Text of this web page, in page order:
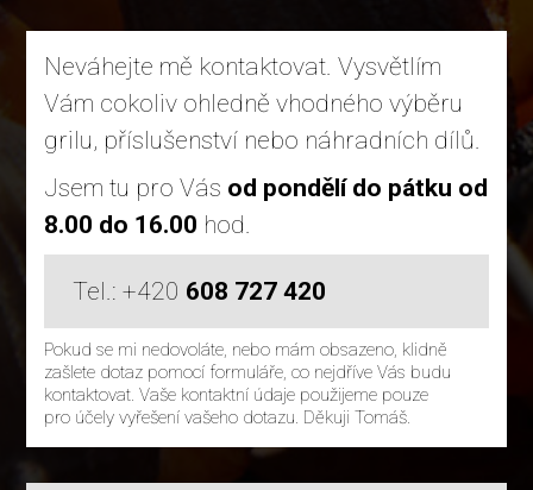
Neváhejte mě kontaktovat. Vysvětlím
Vám cokoliv ohledně vhodného výběru
grilu, příslušenství nebo náhradních dílů.
Jsem tu pro Vás od pondělí do pátku od
8.00 do 16.00 hod.
Tel.: +420 608 727 420
Pokud se mi nedovoláte, nebo mám obsazeno, klidně
zašlete dotaz pomocí formuláře, co nejdříve Vás budu
kontaktovat. Vaše kontaktní údaje použijeme pouze
pro účely vyřešení vašeho dotazu. Děkuji Tomáš.